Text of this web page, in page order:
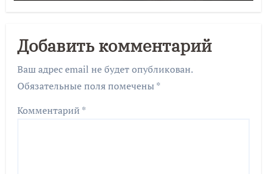
Добавить комментарий
Ваш адрес email не будет опубликован.
Обязательные поля помечены *
Комментарий *